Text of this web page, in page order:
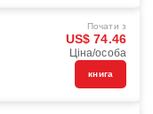
Почати з
US$ 74.46
Ціна/особа
книга